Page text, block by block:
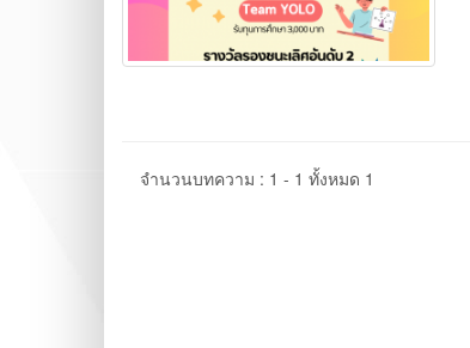
จำนวนบทความ : 1 - 1 ทั้งหมด 1